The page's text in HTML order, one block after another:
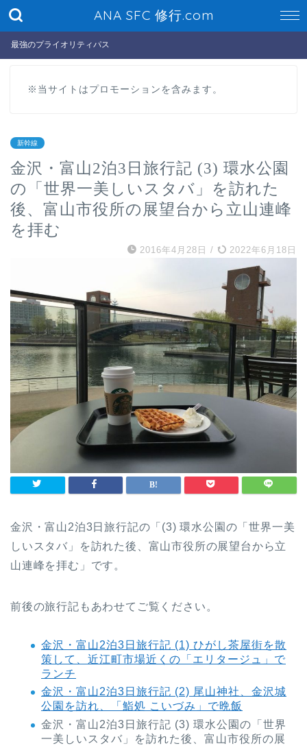
ANA SFC 修行.com
最強のプライオリティパス
※当サイトはプロモーションを含みます。
新幹線
金沢・富山2泊3日旅行記 (3) 環水公園
の「世界一美しいスタバ」を訪れた
後、富山市役所の展望台から立山連峰
を拝む
2016年4月28日 / 2022年6月18日
金沢・富山2泊3日旅行記の「(3) 環水公園の「世界一美
しいスタバ」を訪れた後、富山市役所の展望台から立
山連峰を拝む」です。
前後の旅行記もあわせてご覧ください。
金沢・富山2泊3日旅行記 (1) ひがし茶屋街を散
策して、近江町市場近くの「エリタージュ」で
ランチ
金沢・富山2泊3日旅行記 (2) 尾山神社、金沢城
公園を訪れ、「鮨処 こいづみ」で晩飯
金沢・富山2泊3日旅行記 (3) 環水公園の「世界
一美しいスタバ」を訪れた後、富山市役所の展